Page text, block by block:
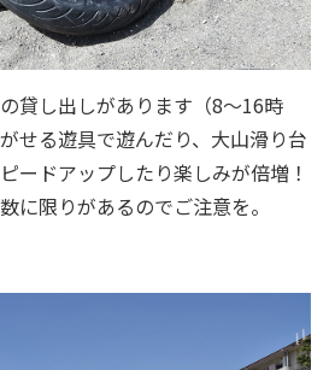
貸し出しがあります（8～16時
せる遊具で遊んだり、大山滑り台
ードアップしたり楽しみが倍増！
に限りがあるのでご注意を。